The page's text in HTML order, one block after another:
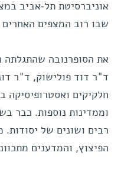
אוניברסיטת תל-אביב
שבו רוב המצפים האחרים
את הסופרנובה שהתגלתה
ד"ר דוד פולישוק, ד"ר
חלקיקים ואסטרופיסיקה
וממדינות נוספות. כבר
רבים ושונים של
הפיצוץ, והמדענים